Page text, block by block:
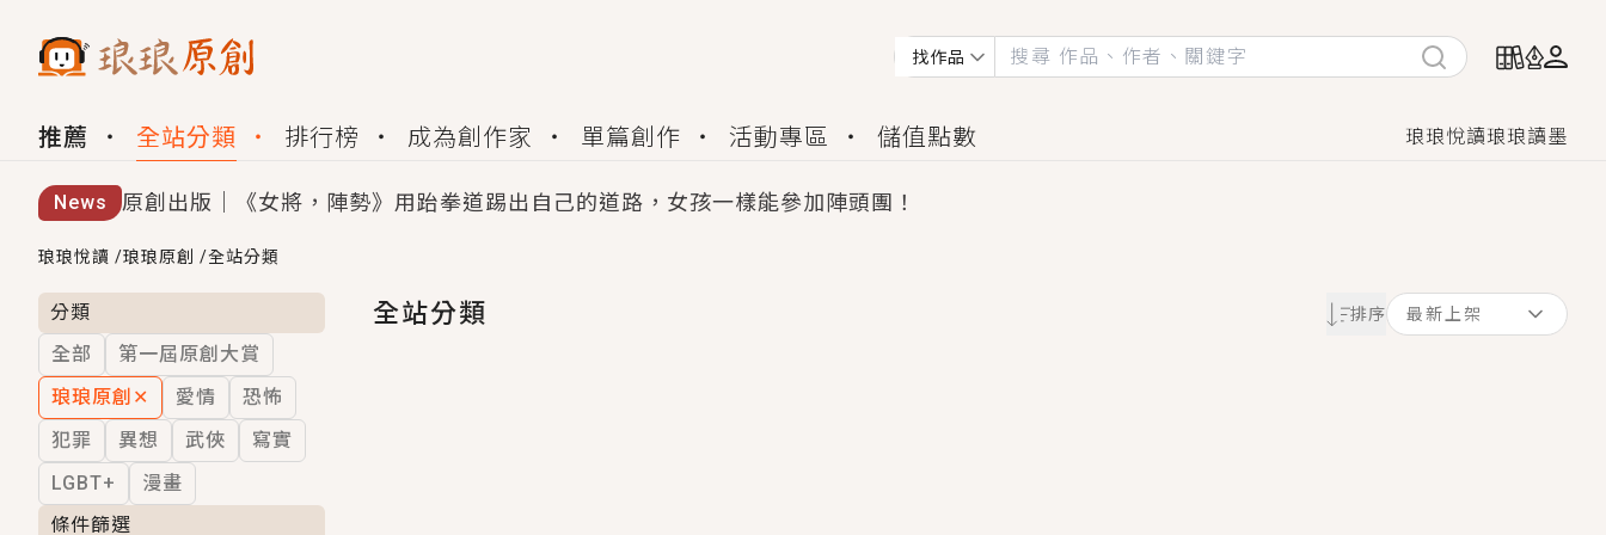
找作品
推薦 全站分類 排行榜 成為創作家 單篇創作 活動專區 儲值點數 琅琅悅讀琅琅讀墨
News 原創出版｜《女將，陣勢》用跆拳道踢出自己的道路，女孩一樣能參加陣頭團！
創,作家招募｜華文小說創作首選！有機會獲得豐富廣宣資源、專屬服務與獨享福利！
小編心動書單｜《離婚你提的，二婚嫁大佬，你哭什麼？》追妻火葬場！前夫失憶移情別戀，她頭也不回找新歡，他居然還後悔了？
GL｜《夏日與檸檬與重疊世界》炎熱的夏日、檸檬的香氣、互相愛慕的兩位少女，今夏最推純愛GL漫畫！
BL｜《費洛蒙中毒》救命！特殊費洛蒙體質世界觀，無法抗拒的吸引力，已中毒Σ>―(〃°ω°〃)♡→
OMG你嚇到我了｜《陰陽鬼店》上班族買了房子模型，但現實中買下的竟是屬於他的停屍櫃？！
言情｜《國語推行員》每個人心中都有一個連自己也無法改變的永恆， 他的一生將不由自主追逐著她……
琅琅悅讀 /琅琅原創 /全站分類
分類
全部
第一屆原創大賞
琅琅原創 ✕ 愛情
恐怖
犯罪
異想 武俠
寫實
LGBT+
漫畫
條件篩選
全站分類 排序 最新上架